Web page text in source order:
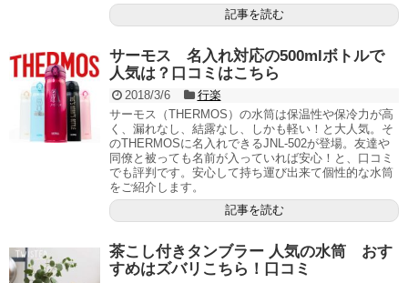
記事を読む
サーモス 名入れ対応の500mlボトルで
人気は？口コミはこちら
2018/3/6
行楽
サーモス（THERMOS）の水筒は保温性や保冷力が高
く、漏れなし、結露なし、しかも軽い！と大人気。そ
のTHERMOSに名入れできるJNL-502が登場。友達や
同僚と被っても名前が入っていれば安心！と、口コミ
でも評判です。安心して持ち運び出来て個性的な水筒
をご紹介します。
記事を読む
茶こし付きタンブラー 人気の水筒 おす
すめはズバリこちら！口コミ